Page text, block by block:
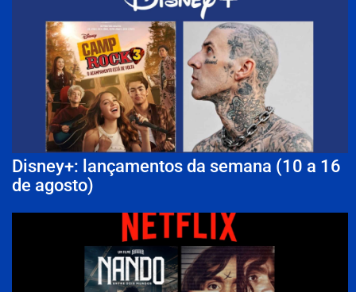
Disney+: lançamentos da semana (10 a 16
de agosto)